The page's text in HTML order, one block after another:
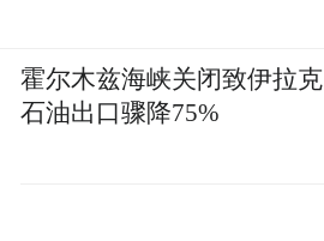
霍尔木兹海峡关闭致伊拉克
石油出口骤降75%